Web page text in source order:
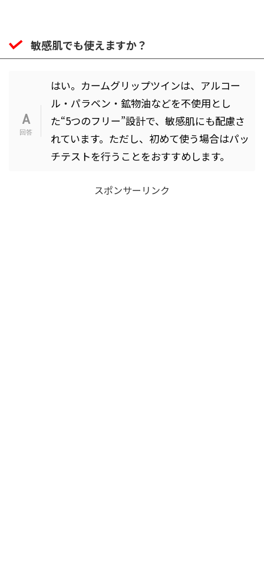
敏感肌でも使えますか？
はい。カームグリップツインは、アルコー
ル・パラベン・鉱物油などを不使用とし
た“5つのフリー”設計で、敏感肌にも配慮さ
れています。ただし、初めて使う場合はパッ
チテストを行うことをおすすめします。
スポンサーリンク